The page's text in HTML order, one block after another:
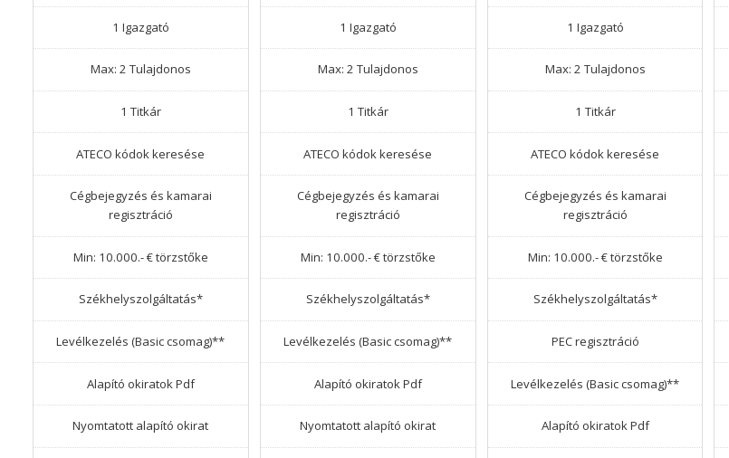
1 Igazgató
Max: 2 Tulajdonos
1 Titkár
ATECO kódok keresése
Cégbejegyzés és kamarai
regisztráció
Min: 10.000.- € törzstőke
Székhelyszolgáltatás*
Levélkezelés (Basic csomag)**
Alapító okiratok Pdf
Nyomtatott alapító okirat
1 Igazgató
Max: 2 Tulajdonos
1 Titkár
ATECO kódok keresése
Cégbejegyzés és kamarai
regisztráció
Min: 10.000.- € törzstőke
Székhelyszolgáltatás*
Levélkezelés (Basic csomag)**
Alapító okiratok Pdf
Nyomtatott alapító okirat
1 Igazgató
Max: 2 Tulajdonos
1 Titkár
ATECO kódok keresése
Cégbejegyzés és kamarai
regisztráció
Min: 10.000.- € törzstőke
Székhelyszolgáltatás*
PEC regisztráció
Levélkezelés (Basic csomag)**
Alapító okiratok Pdf